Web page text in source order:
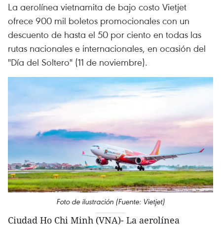
La aerolínea vietnamita de bajo costo Vietjet
ofrece 900 mil boletos promocionales con un
descuento de hasta el 50 por ciento en todas las
rutas nacionales e internacionales, en ocasión del
"Día del Soltero" (11 de noviembre).
Foto de ilustración (Fuente: Vietjet)
Ciudad Ho Chi Minh (VNA)- La aerolínea